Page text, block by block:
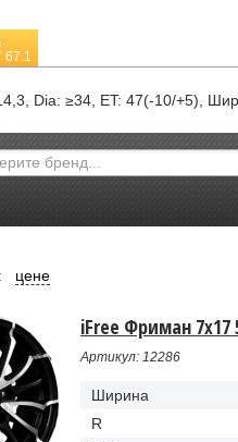
67.1
Dia: ≥34, ET: 47(-10/+5),
цене
iFree Фриман 7x17
Артикул: 12286
Ширина
R